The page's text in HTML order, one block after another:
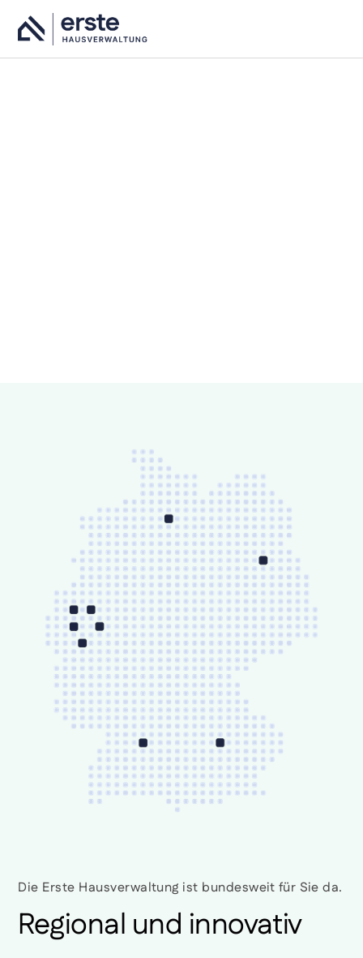
Die Erste Hausverwaltung ist bundesweit für Sie da.
Regional und innovativ